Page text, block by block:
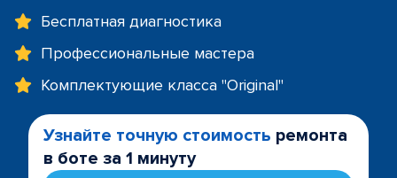
Бесплатная диагностика
Профессиональные мастера
Комплектующие класса "Original"
Узнайте точную стоимость ремонта
в боте за 1 минуту